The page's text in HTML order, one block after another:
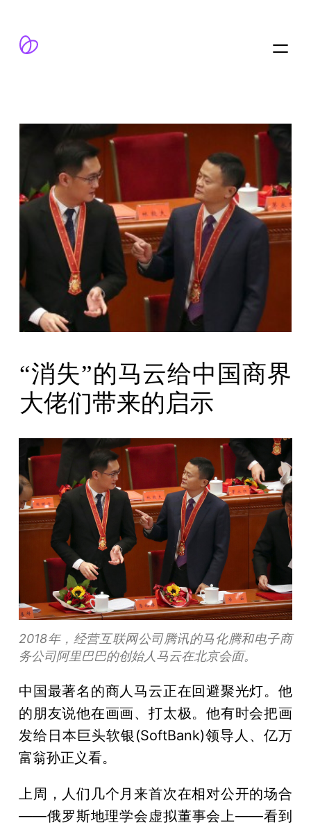
“消失”的马云给中国商界
大佬们带来的启示
2018年，经营互联网公司腾讯的马化腾和电子商
务公司阿里巴巴的创始人马云在北京会面。
中国最著名的商人马云正在回避聚光灯。他
的朋友说他在画画、打太极。他有时会把画
发给日本巨头软银(SoftBank)领导人、亿万
富翁孙正义看。
上周，人们几个月来首次在相对公开的场合
——俄罗斯地理学会虚拟董事会上——看到